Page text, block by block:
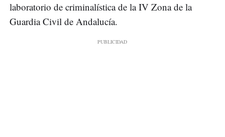
laboratorio de criminalística de la IV Zona de la
Guardia Civil de Andalucía.